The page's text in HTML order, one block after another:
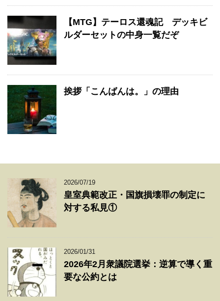
【MTG】テーロス還魂記 デッキビ
ルダーセットの中身一覧だぞ
挨拶「こんばんは。」の理由
2026/07/19
皇室典範改正・国旗損壊罪の制定に
対する私見①
2026/01/31
2026年2月衆議院選挙：逆算で導く重
要な公約とは